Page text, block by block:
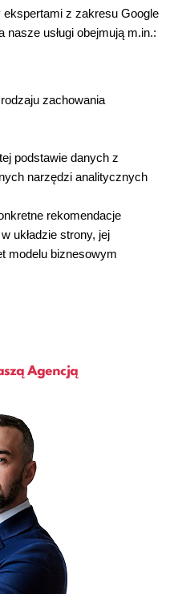
z zakresu Google
nasze usługi obejmują m.in.:
zachowania
podstawie danych z
narzędzi analitycznych
rekomendacje
układzie strony, jej
modelu biznesowym
Agencją